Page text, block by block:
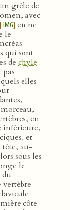
grêle de
avec
IMG] en ne
le
qui sont
de chyle
pas
elles
en
inférieure,
et
tête, au-
sous les
le
du
côte